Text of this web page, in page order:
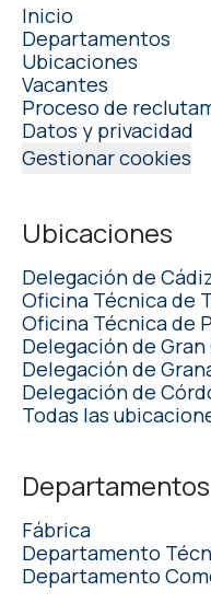
Inicio
Departamentos
Ubicaciones
Vacantes
Proceso de
Datos y privacidad
Gestionar cookies
Ubicaciones
Delegación de
Oficina Técnica de
Oficina Técnica de
Delegación de Gran
Delegación de
Delegación de
Todas las
Departamentos
Fábrica
Departamento
Departamento